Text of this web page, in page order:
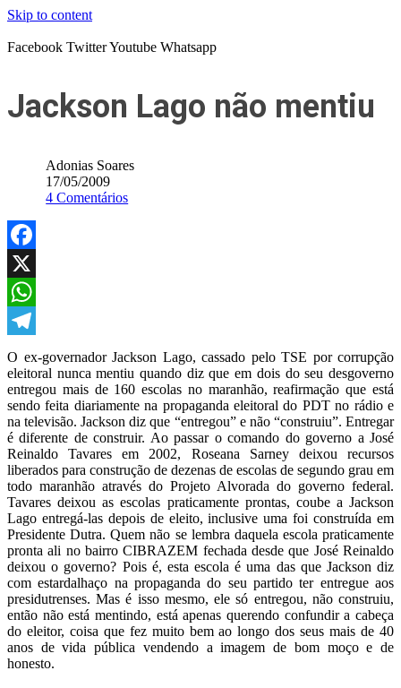
Skip to content
Facebook TwitterYoutube Whatsapp
Jackson Lago não mentiu
Adonias Soares
17/05/2009
4 Comentários
Facebook
X
WhatsApp
Telegram
O ex-governador Jackson Lago, cassado pelo TSE por corrupção
eleitoral nunca mentiu quando diz que em dois do seu desgoverno
entregou mais de 160 escolas no maranhão, reafirmação que está
sendo feita diariamente na propaganda eleitoral do PDT no rádio e
na televisão. Jackson diz que “entregou” e não “construiu”. Entregar
é diferente de construir. Ao passar o comando do governo a José
Reinaldo Tavares em 2002, Roseana Sarney deixou recursos
liberados para construção de dezenas de escolas de segundo grau em
todo maranhão através do Projeto Alvorada do governo federal.
Tavares deixou as escolas praticamente prontas, coube a Jackson
Lago entregá-las depois de eleito, inclusive uma foi construída em
Presidente Dutra. Quem não se lembra daquela escola praticamente
pronta ali no bairro CIBRAZEM fechada desde que José Reinaldo
deixou o governo? Pois é, esta escola é uma das que Jackson diz
com estardalhaço na propaganda do seu partido ter entregue aos
presidutrenses. Mas é isso mesmo, ele só entregou, não construiu,
então não está mentindo, está apenas querendo confundir a cabeça
do eleitor, coisa que fez muito bem ao longo dos seus mais de 40
anos de vida pública vendendo a imagem de bom moço e de
honesto.